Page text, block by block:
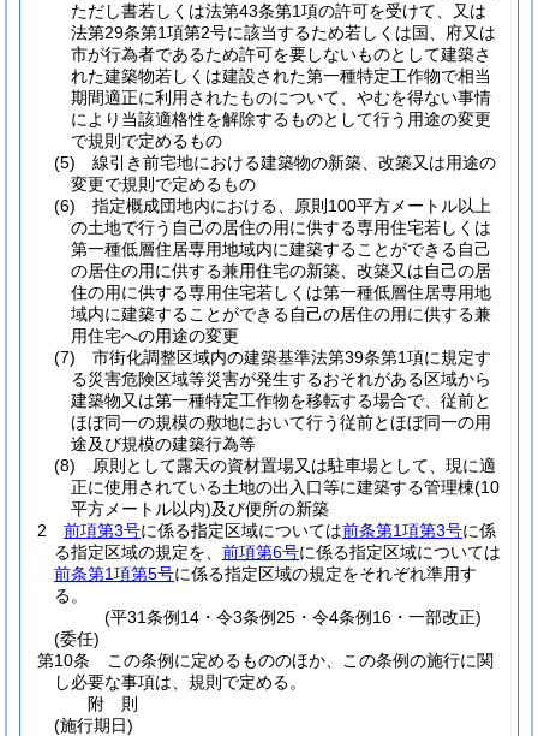
ただし書若しくは法第43条第1項の許可を受けて、又は
法第29条第1項第2号に該当するため若しくは国、府又は
市が行為者であるため許可を要しないものとして建築さ
れた建築物若しくは建設された第一種特定工作物で相当
期間適正に利用されたものについて、やむを得ない事情
により当該適格性を解除するものとして行う用途の変更
で規則で定めるもの
(5)
線引き前宅地における建築物の新築、改築又は用途の
変更で規則で定めるもの
(6)
指定概成団地内における、原則100平方メートル以上
の土地で行う自己の居住の用に供する専用住宅若しくは
第一種低層住居専用地域内に建築することができる自己
の居住の用に供する兼用住宅の新築、改築又は自己の居
住の用に供する専用住宅若しくは第一種低層住居専用地
域内に建築することができる自己の居住の用に供する兼
用住宅への用途の変更
(7)
市街化調整区域内の建築基準法第39条第1項に規定す
る災害危険区域等災害が発生するおそれがある区域から
建築物又は第一種特定工作物を移転する場合で、従前と
ほぼ同一の規模の敷地において行う従前とほぼ同一の用
途及び規模の建築行為等
(8)
原則として露天の資材置場又は駐車場として、現に適
正に使用されている土地の出入口等に建築する管理棟(10
平方メートル以内)及び便所の新築
2
前項第3号に係る指定区域については前条第1項第3号に係
る指定区域の規定を、 前項第6号に係る指定区域については
前条第1項第5号に係る指定区域の規定をそれぞれ準用す
る。
(平31条例14・令3条例25・令4条例16・一部改正)
(委任)
第10条
この条例に定めるもののほか、この条例の施行に関
し必要な事項は、規則で定める。
附 則
(施行期日)